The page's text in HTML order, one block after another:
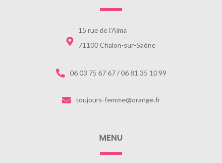
15 rue de l'Alma
71100 Chalon-sur-Saône
06 03 75 67 67 / 06 81 35 10 99
toujours-femme@orange.fr
MENU